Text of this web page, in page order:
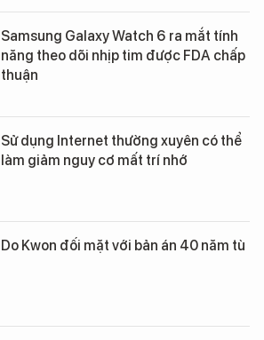
Samsung Galaxy Watch 6 ra mắt tính
năng theo dõi nhịp tim được FDA chấp
thuận
Sử dụng Internet thường xuyên có thể
làm giảm nguy cơ mất trí nhớ
Do Kwon đối mặt với bản án 40 năm tù